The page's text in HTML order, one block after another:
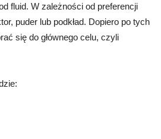
fluid. W zależności od preferencji
puder lub podkład. Dopiero po tych
się do głównego celu, czyli